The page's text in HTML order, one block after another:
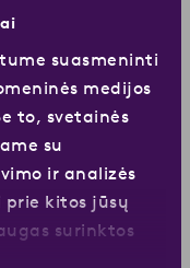
suasmeninti
medijos
to, svetainės
su
ir analizės
kitos jūsų
surinktos
rinkitės smulkiai
kavos
Cupyra
šiam virimo